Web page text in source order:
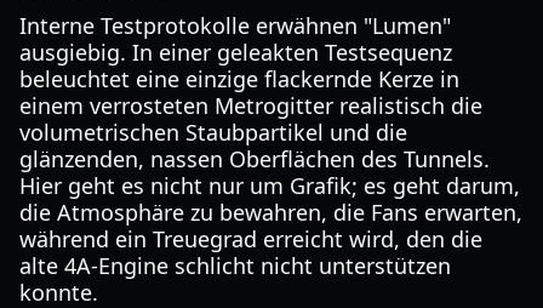
Interne Testprotokolle erwähnen "Lumen"
ausgiebig. In einer geleakten Testsequenz
beleuchtet eine einzige flackernde Kerze in
einem verrosteten Metrogitter realistisch die
volumetrischen Staubpartikel und die
glänzenden, nassen Oberflächen des Tunnels.
Hier geht es nicht nur um Grafik; es geht darum,
die Atmosphäre zu bewahren, die Fans erwarten,
während ein Treuegrad erreicht wird, den die
alte 4A-Engine schlicht nicht unterstützen
konnte.